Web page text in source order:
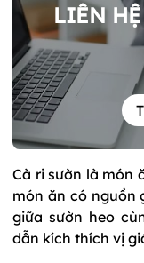
LIÊN
Cà ri sườn là món
món ăn có nguồn
giữa sườn heo
dẫn kích thích vị